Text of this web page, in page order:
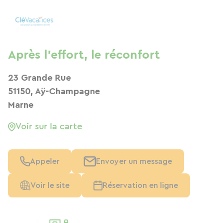
Après l'effort, le réconfort
23 Grande Rue
51150, Aÿ-Champagne
Marne
Voir sur la carte
Appeler Envoyer un message
Voir le site Réservation en ligne